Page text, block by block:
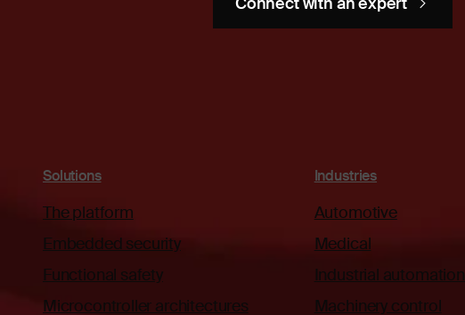
Solutions
The platform
Embedded security
Functional safety
Microcontroller architectures
Industries
Automotive
Medical
Industrial automation
Machinery control